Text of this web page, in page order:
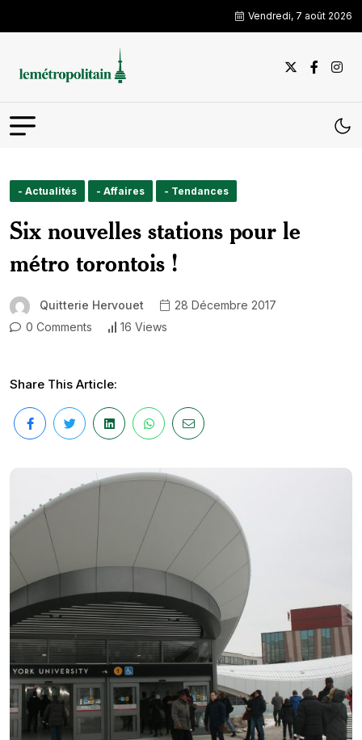
Vendredi, 7 août 2026
- Actualités - Affaires - Tendances
Six nouvelles stations pour le
métro torontois !
Quitterie Hervouet
28 Décembre 2017
0 Comments
16 Views
Share This Article: